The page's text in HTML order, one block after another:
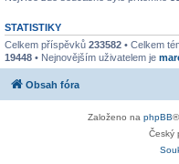
STATISTIKY
Celkem příspěvků 233582 • Celkem
19448 • Nejnovějším uživatelem je
Obsah fóra
Založeno na phpBB
Český